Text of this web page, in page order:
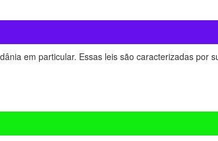
em particular. Essas leis são caracterizadas por